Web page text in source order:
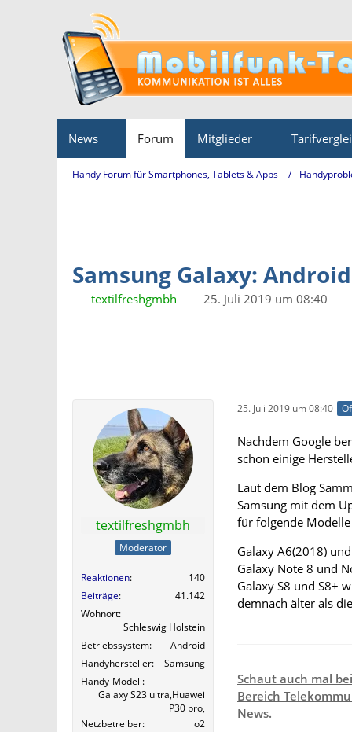
News Forum Mitglieder
Handy Forum für Smartphones, Tablets & Apps
Samsung Galaxy:
textilfreshgmbh
25. Juli 2019 um 08:40
textilfreshgmbh
Moderator
Reaktionen
140
Beiträge
41.142
Wohnort
Schleswig Holstein
Betriebssystem
Android
Handyhersteller
Samsung
Handy-Modell
Galaxy S23 ultra,Huawei
P30 pro,
Netzbetreiber
o2
25. Juli 2019 um 08:40
Nachdem Google
schon einige
Laut dem Blog
Samsung mit dem
für folgende
Galaxy A6(2018)
Galaxy Note 8 und
Galaxy S8 und S8+
demnach älter als
Schaut auch mal bei
Bereich
News.